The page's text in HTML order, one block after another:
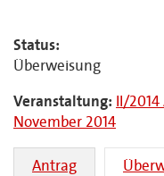
Status:
Überweisung
Veranstaltung: II/
November 2014
Antrag